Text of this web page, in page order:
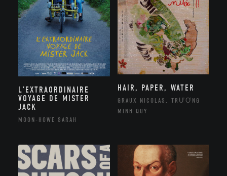
L’EXTRAORDINAIRE
VOYAGE DE MISTER
JACK
MOON-HOWE SARAH
HAIR, PAPER, WATER
GRAUX NICOLAS, TRƯƠNG
MINH QUÝ